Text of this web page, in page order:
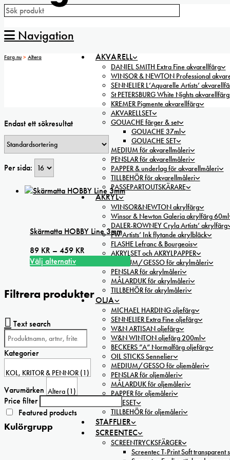
Navigation
AKVARELL
DANIEL SMITH Extra Fine akvarellfärg
WINSOR & NEWTON Professional
SENNELIER L’Aquarelle Artists’
St PETERSBURG White Nights akvarellfärg
KREMER Pigmente akvarellfärg
AKVARELLSET
GOUACHE färger & set
GOUACHE 37ml
GOUACHE SET
MEDIUM för akvarellmåleri
PENSLAR för akvarellmåleri
PAPPER & underlag för akvarellmåleri
TILLBEHÖR för akvarellmåleri
PASSEPARTOUTSKÄRARE
AKRYL
WINSOR&NEWTON akrylfärg
Winsor & Newton Galeria akrylfärg 60ml
DALER-ROWNEY Cryla Artists’ akrylfärg
FW Artists’ Ink flytande akrylbläck
FLASHE Lefranc & Bourgeois
AKRYLSET och AKRYLPAPPER
MEDIUM/GESSO för akrylmåleri
PENSLAR för akrylmåleri
MÅLARDUK för akrylmåleri
TILLBEHÖR för akrylmåleri
OLJA
MICHAEL HARDING oljefärg
SENNELIER Extra Fine oljefärg
W&N ARTISAN oljefärg
W&N WINTON oljefärg 200ml
BECKERS ”A” Normalfärg oljefärg
OIL STICKS Sennelier
MEDIUM/GESSO för oljemåleri
PENSLAR för oljemåleri
MÅLARDUK för oljemåleri
PAPPER för oljemåleri
OLJESET
TILLBEHÖR för oljemåleri
STAFFLIER
SCREENTEC
SCREENTRYCKSFÄRGER
Screentec T-Print Soft transparent
Farg.nu > Altera
Endast ett sökresultat
Per sida:
Skärmatta HOBBY Line 3mm
89 KR – 459 KR Prisintervall:
459 kr
Välj alternativ
produkten
varianter.
De
olika
alternativen
kan
väljas
på
produktsidan
Filtrera produkter
Text search
Kategorier
Varumärken
Price filter
Featured products
Kulörgrupp